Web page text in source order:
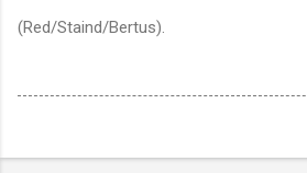
(Red/Staind/Bertus).